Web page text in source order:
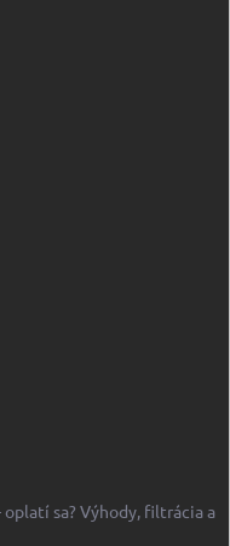
sa? Výhody, filtrácia a